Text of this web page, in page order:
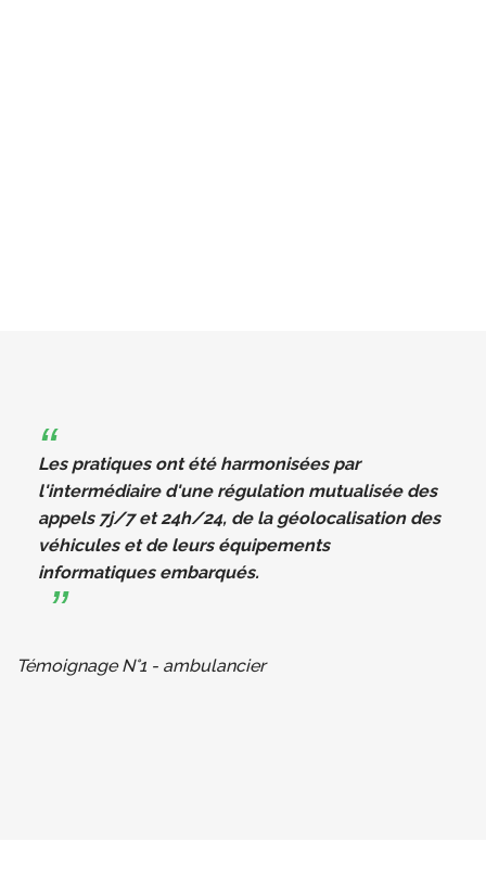
Les pratiques ont été harmonisées par
l'intermédiaire d'une régulation mutualisée des
appels 7j/7 et 24h/24, de la géolocalisation des
véhicules et de leurs équipements
informatiques embarqués.
Témoignage N°1 - ambulancier